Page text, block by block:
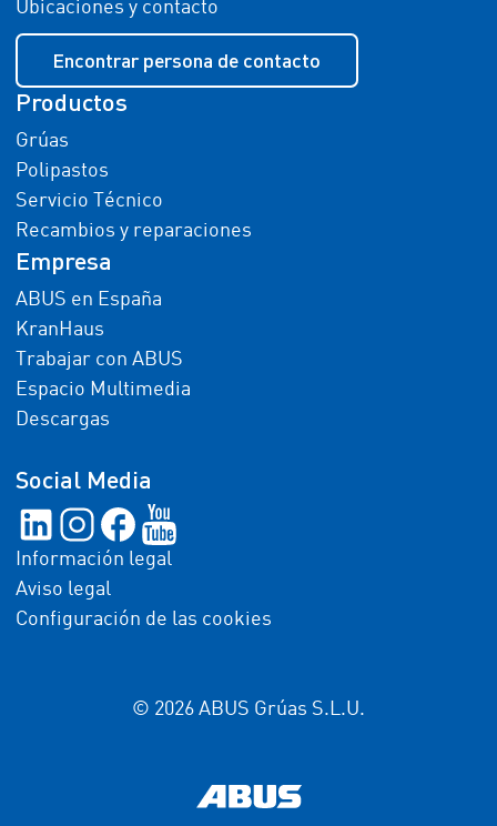
Ubicaciones y contacto
Encontrar persona de contacto
Productos
Grúas
Polipastos
Servicio Técnico
Recambios y reparaciones
Empresa
ABUS en España
KranHaus
Trabajar con ABUS
Espacio Multimedia
Descargas
Social Media
Información legal
Aviso legal
Configuración de las cookies
© 2026 ABUS Grúas S.L.U.